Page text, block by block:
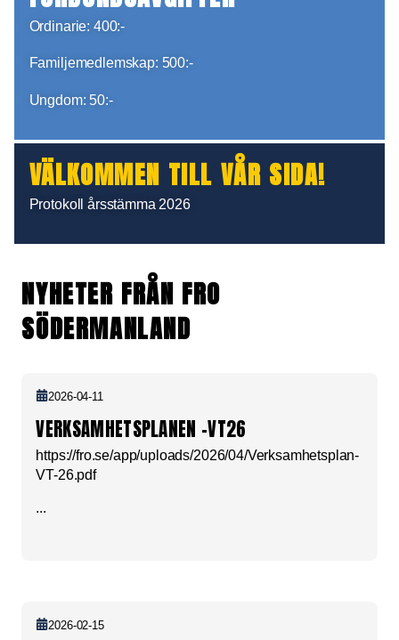
Ordinarie: 400:-
Familjemedlemskap: 500:-
Ungdom: 50:-
VÄLKOMMEN TILL VÅR SIDA!
Protokoll årsstämma 2026
NYHETER FRÅN FRO
SÖDERMANLAND
2026-04-11
VERKSAMHETSPLANEN -VT26
https://fro.se/app/uploads/2026/04/Verksamhetsplan-
VT-26.pdf
...
2026-02-15